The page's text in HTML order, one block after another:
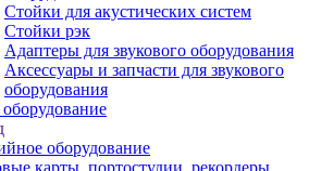
Стойки для акустических систем
Стойки рэк
Адаптеры для звукового оборудования
Аксессуары и запчасти для звукового
оборудования
оборудование
карты, портостудии, рекордеры